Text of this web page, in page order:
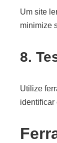
Um site
minimize
8.
Utilize
identificar